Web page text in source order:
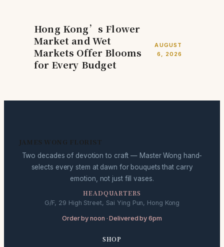
Hong Kong’s Flower
Market and Wet
Markets Offer Blooms
for Every Budget
AUGUST
6, 2026
JAMES WONG FLORIST
Two decades of devotion to craft — Master Wong hand-
selects every stem at dawn for bouquets that carry
emotion, not just fill vases.
HEADQUARTERS
G/F, 29 High Street, Sai Ying Pun, Hong Kong
Order by noon · Delivered by 6pm
SHOP